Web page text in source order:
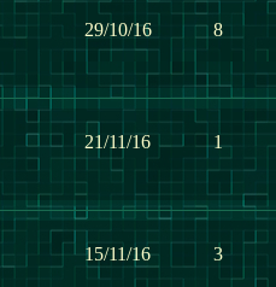
29/10/16 8
21/11/16 1
15/11/16 3